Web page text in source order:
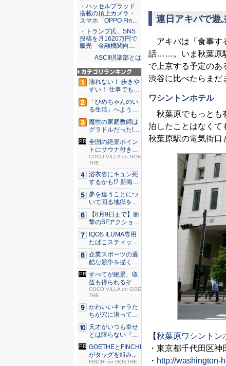
連日アキバで遊
アキバは「食事す
話……。いま秋葉原
で上京する予定のあ
渋谷に比べたらまだ
ワシントンホテル
秋葉原でもっとも
泊したことはなくて
秋葉原駅の電気街口
【秋葉原ワシントン
・東京都千代田区
・ http://washington-
・ハッセルブラッド
搭載の頂上カメラ・
スマホ「OPPO Fin…
・トランプ氏、SNS
投稿を月1620万円で
販売 金融機関向…
ASCII倶楽部とは
濡れない！ 歩きや
すい！ 仕事でも履
ける...
「ひめちゃんのい
る生活」へようこ
そ！ 「...
魔性の家庭教師は
グラドルだった!?
村雨...
全国の絶景ポイン
トにサウナ付きの
シェア別...
COCO VILLA on GOE
THE
浴衣姿にキュン死
するかも!? 新海ま
きが...
夢を追うことにつ
いて回る地獄を描
く『二階...
【8月9日まで】衝
撃のSFアクション
『G...
IQOS ILUMA専用
たばこスティッ
ク...
企業スポーツの過
酷な競争を描く『J
JM ...
すべてが絶景、収
益も得られるその
仕組みと...
COCO VILLA on GOE
THE
かわいいキャラた
ちが穴に潜ってひ
どい目に...
天才がいつも幸せ
とは限らない『ダ
イヤモン...
GOETHEとFINCHI
がタッグを組み...
FINCHI on GOETHE